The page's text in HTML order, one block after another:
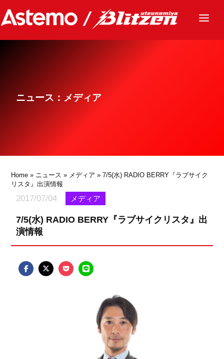
ニュース
グッズ
ニュース：メディア
Home » ニュース » メディア » 7/5(水) RADIO BERRY『ラブサイク
リスタ』出演情報
2017/07/04 メディア
7/5(水) RADIO BERRY『ラブサイクリスタ』出
演情報